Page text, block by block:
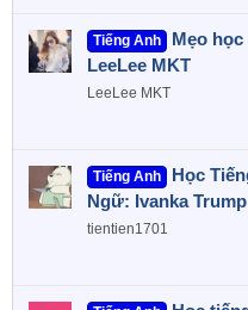
Tiếng Anh
Mẹo
LeeLee MKT
LeeLee MKT
Tiếng Anh
Học
Ngữ: Ivanka
tientien1701